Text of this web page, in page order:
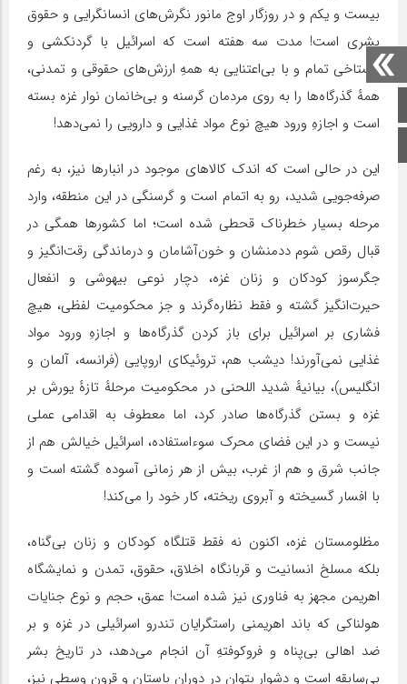
صفحه اصلی
بیست و یکم و در روزگار اوج مانور نگرش‌های انسانگرایی و حقوق
بشری است! مدت سه هفته است که اسرائیل با گردنکشی و
گستاخی تمام و با بی‌اعتنایی به همهِ ارزش‌های حقوقی و تمدنی،
همهٔ گذرگاه‌ها را به روی مردمان گرسنه و بی‌خانمان نوار غزه بسته
است و اجازهِ ورود هیچ نوع مواد غذایی و دارویی را نمی‌دهد!
این در حالی است که اندک کالاهای موجود در انبارها نیز، به رغم
صرفه‌جویی شدید، رو به اتمام است و گرسنگی در این منطقه، وارد
مرحله بسیار خطرناک قحطی شده است؛ اما کشورها همگی در
قبال رقص شوم ددمنشان و خون‌آشامان و درماندگی رقت‌انگیز و
جگرسوز کودکان و زنان غزه، دچار نوعی بیهوشی و انفعال
حیرت‌انگیز گشته و فقط نظاره‌گرند و جز محکومیت لفظی، هیچ
فشاری بر اسرائیل برای باز کردن گذرگاه‌ها و اجازهِ ورود مواد
غذایی نمی‌آورند! دیشب هم، تروئیکای اروپایی (فرانسه، آلمان و
انگلیس)، بیانیهٔ شدید اللحنی در محکومیت مرحلهٔ تازهٔ یورش بر
غزه و بستن گذرگاه‌ها صادر کرد، اما معطوف به اقدامی عملی
نیست و در این فضای محرک سوءاستفاده، اسرائیل خیالش هم از
جانب شرق و هم از غرب، بیش از هر زمانی آسوده گشته است و
با افسار گسیخته و آبروی ریخته، کار خود را می‌کند!
مظلومستان غزه، اکنون نه فقط قتلگاه کودکان و زنان بی‌گناه،
بلکه مسلخ انسانیت و قربانگاه اخلاق، حقوق، تمدن و نمایشگاه
اهریمن مجهز به فناوری نیز شده است! عمق، حجم و نوع جنایات
هولناکی که باند اهریمنی راستگرایان تندرو اسرائیلی در غزه و بر
ضد اهالی بی‌پناه و فروکوفتهِ آن انجام می‌دهد، در تاریخ بشر
بی‌سابقه است و دشوار بتوان در دوران باستان و قرون وسطی نیز،